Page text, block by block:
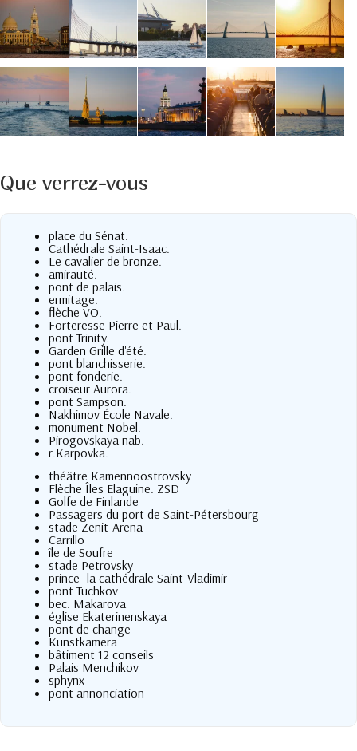
Que verrez-vous
place du Sénat.
Cathédrale Saint-Isaac.
Le cavalier de bronze.
amirauté.
pont de palais.
ermitage.
flèche VO.
Forteresse Pierre et Paul.
pont Trinity.
Garden Grille d'été.
pont blanchisserie.
pont fonderie.
croiseur Aurora.
pont Sampson.
Nakhimov École Navale.
monument Nobel.
Pirogovskaya nab.
r.Karpovka.
théâtre Kamennoostrovsky
Flèche Îles Elaguine. ZSD
Golfe de Finlande
Passagers du port de Saint-Pétersbourg
stade Zenit-Arena
Carrillo
île de Soufre
stade Petrovsky
prince- la cathédrale Saint-Vladimir
pont Tuchkov
bec. Makarova
église Ekaterinenskaya
pont de change
Kunstkamera
bâtiment 12 conseils
Palais Menchikov
sphynx
pont annonciation